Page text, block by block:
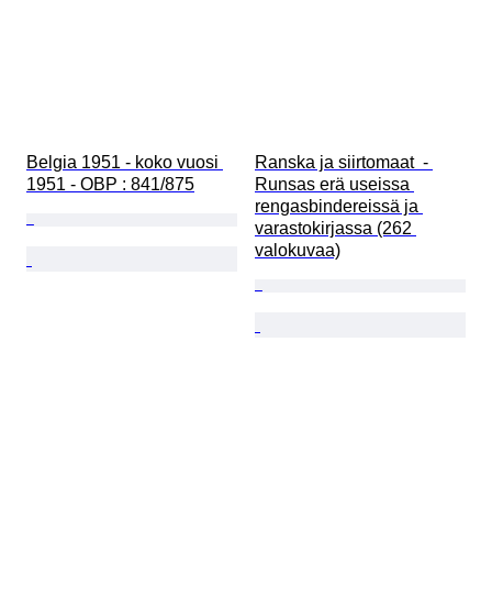
Belgia 1951 - koko vuosi
1951 - OBP : 841/875
Ranska ja siirtomaat  -
Runsas erä useissa
rengasbindereissä ja
varastokirjassa (262
valokuvaa)